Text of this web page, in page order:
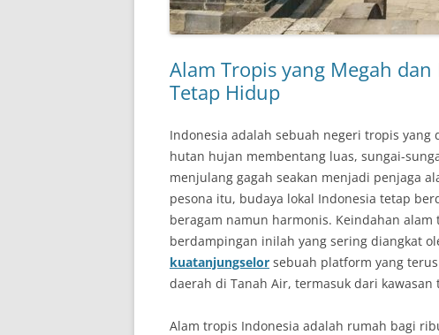
Alam Tropis yang Megah
Tetap Hidup
Indonesia adalah sebuah negeri tropis
hutan hujan membentang luas, sungai-
menjulang gagah seakan menjadi penjaga
pesona itu, budaya lokal Indonesia tetap
beragam namun harmonis. Keindahan
berdampingan inilah yang sering diangkat
kuatanjungselor sebuah platform yang
daerah di Tanah Air, termasuk dari
Alam tropis Indonesia adalah rumah bagi